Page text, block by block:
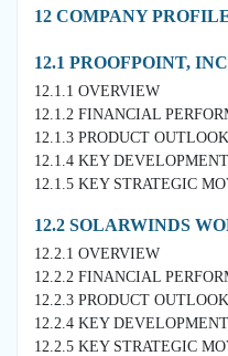
12 COMPANY
12.1 PROOFPOINT,
12.1.1 OVERVIEW
12.1.2 FINANCIAL
12.1.3 PRODUCT OUTLOOK
12.1.4 KEY
12.1.5 KEY STRATEGIC
12.2 SOLARWINDS
12.2.1 OVERVIEW
12.2.2 FINANCIAL
12.2.3 PRODUCT OUTLOOK
12.2.4 KEY
12.2.5 KEY STRATEGIC